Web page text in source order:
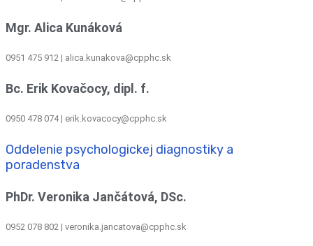
Mgr. Alica Kunáková
0951 475 912 | alica.kunakova@cpphc.sk
Bc. Erik Kovačocy, dipl. f.
0950 478 074 | erik.kovacocy@cpphc.sk
Oddelenie psychologickej diagnostiky a
poradenstva
PhDr. Veronika Jančátová, DSc.
0952 078 802 | veronika.jancatova@cpphc.sk